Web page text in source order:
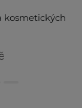
kosmetických